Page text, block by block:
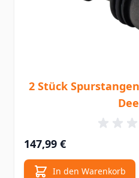
2 Stück
147,99 €
In den Warenkorb